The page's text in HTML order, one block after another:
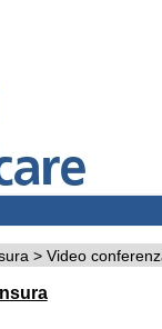
> Video